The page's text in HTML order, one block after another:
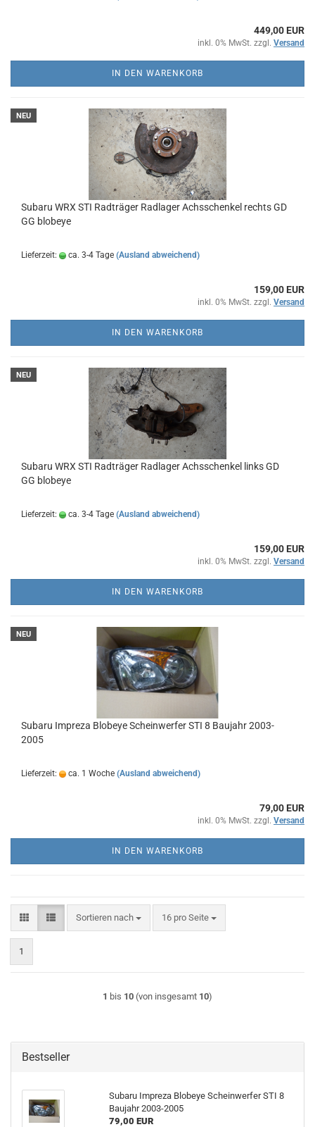
449,00 EUR
inkl. 0% MwSt. zzgl. Versand
IN DEN WARENKORB
NEU
Subaru WRX STI Radträger Radlager Achsschenkel rechts GD
GG blobeye
Lieferzeit: ca. 3-4 Tage (Ausland abweichend)
159,00 EUR
inkl. 0% MwSt. zzgl. Versand
IN DEN WARENKORB
NEU
Subaru WRX STI Radträger Radlager Achsschenkel links GD
GG blobeye
Lieferzeit: ca. 3-4 Tage (Ausland abweichend)
159,00 EUR
inkl. 0% MwSt. zzgl. Versand
IN DEN WARENKORB
NEU
Subaru Impreza Blobeye Scheinwerfer STI 8 Baujahr 2003-
2005
Lieferzeit: ca. 1 Woche (Ausland abweichend)
79,00 EUR
inkl. 0% MwSt. zzgl. Versand
IN DEN WARENKORB
Sortieren nach
Sortieren nach 16 pro Seite
pro Seite
1
1 bis 10 (von insgesamt 10)
Bestseller
Subaru Impreza Blobeye Scheinwerfer STI 8
Baujahr 2003-2005
79,00 EUR